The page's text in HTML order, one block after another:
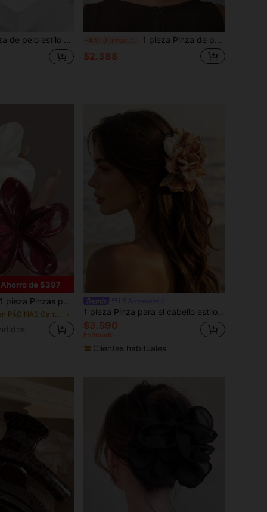
de garra de tiburón de metal de alta gama, accesorio de pelo personalizado y peculiar para mujeres -4% 1 pieza Pinza de pelo bohemia de moda extragrande con diseño floral, accesorio para el cabello de mujer, rosa
$2.388
Ahorro de $397
cabello de diseño de flor acrílica de gran tamaño, accesorios de clip para el cabello elegantes y sofisticados personalizados, versátiles para uso diario, belleza
en PÁGINAS Garras Para El Cabello 1 pieza Pinza para el cabello estilo pintura al óleo retro francés con flor grande, pinza lateral para semirecogido, accesorio elegante y suave para vacaciones, boda, uso diario y verano, clips para el cabello de vacaciones
$3.590
Estimado
Clientes habituales